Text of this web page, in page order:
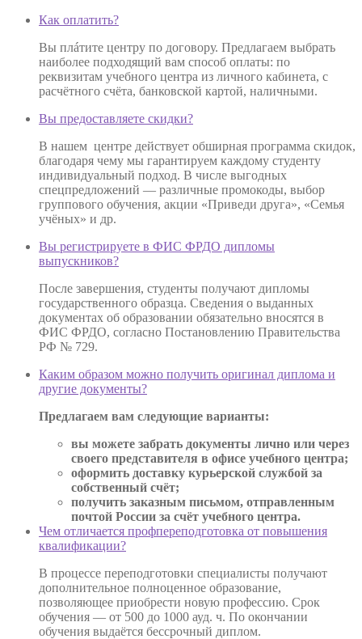
Как оплатить?
Вы плáтите центру по договору. Предлагаем выбрать
наиболее подходящий вам способ оплаты: по
реквизитам учебного центра из личного кабинета, с
расчётного счёта, банковской картой, наличными.
Вы предоставляете скидки?
В нашем центре действует обширная программа скидок,
благодаря чему мы гарантируем каждому студенту
индивидуальный подход. В числе выгодных
спецпредложений — различные промокоды, выбор
группового обучения, акции «Приведи друга», «Семья
учёных» и др.
Вы регистрируете в ФИС ФРДО дипломы
выпускников?
После завершения, студенты получают дипломы
государственного образца. Сведения о выданных
документах об образовании обязательно вносятся в
ФИС ФРДО, согласно Постановлению Правительства
РФ № 729.
Каким образом можно получить оригинал диплома и
другие документы?
Предлагаем вам следующие варианты:
вы можете забрать документы лично или через
своего представителя в офисе учебного центра;
оформить доставку курьерской службой за
собственный счёт;
получить заказным письмом, отправленным
почтой России за счёт учебного центра.
Чем отличается профпереподготовка от повышения
квалификации?
В процессе переподготовки специалисты получают
дополнительное полноценное образование,
позволяющее приобрести новую профессию. Срок
обучения — от 500 до 1000 ауд. ч. По окончании
обучения выдаётся бессрочный диплом.